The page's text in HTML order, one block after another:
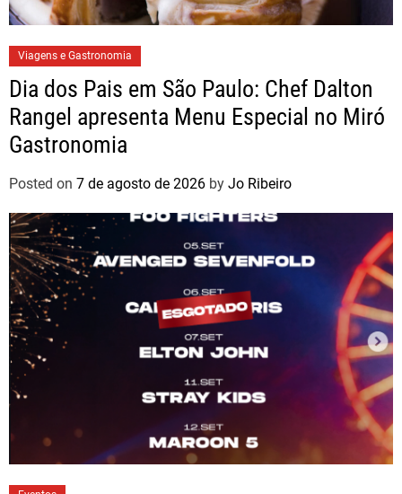
Viagens e Gastronomia
Dia dos Pais em São Paulo: Chef Dalton
Rangel apresenta Menu Especial no Miró
Gastronomia
Posted on 7 de agosto de 2026 by Jo Ribeiro